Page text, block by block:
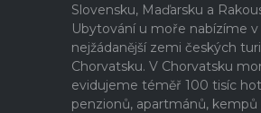
Slovensku, Maďarsku a
Ubytování u moře nabízíme v
nejžádanější zemi českých
Chorvatsku. V Chorvatsku
evidujeme téměř 100 tisíc
penzionů, apartmánů, kempů